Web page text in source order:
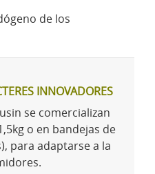
de los
INNOVADORES
se comercializan
o en bandejas de
para adaptarse a la